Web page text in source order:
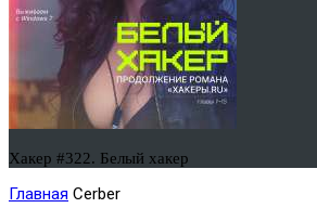
Хакер #322. Белый хакер
Главная Cerber